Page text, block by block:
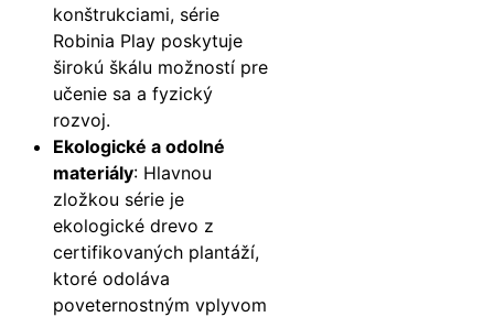
konštrukciami, série
Robinia Play poskytuje
širokú škálu možností pre
učenie sa a fyzický
rozvoj.
Ekologické a odolné
materiály: Hlavnou
zložkou série je
ekologické drevo z
certifikovaných plantáží,
ktoré odoláva
poveternostným vplyvom